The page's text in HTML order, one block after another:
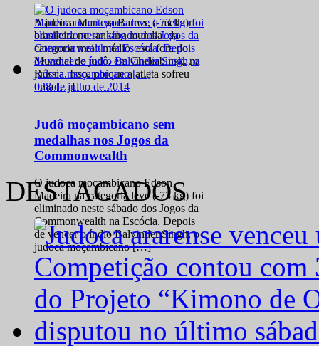
A judoca Mariana Barros, a melhor
brasileira no ranking mundial da
categoria meio médio, está fora do
Mundial de judô, em Cheliabinsk, na
Rússia. Isso, porque a atleta sofreu
uma […]
028 de julho de 2014
Judô moçambicano sem
medalhas nos Jogos da
Commonwealth
O judoca moçambicano Edson
Madeira na categoria leve (-73 kg) foi
eliminado neste sábado dos Jogos da
Commonwealth na Escócia. Depois
de vencer o índio Balvinder Singh, o
judoca moçambicano […]
DESTACADOS